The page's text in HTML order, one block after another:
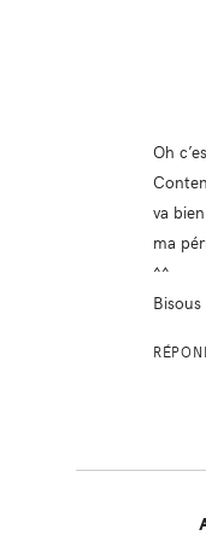
Oh
va
ma
^^
Bisous